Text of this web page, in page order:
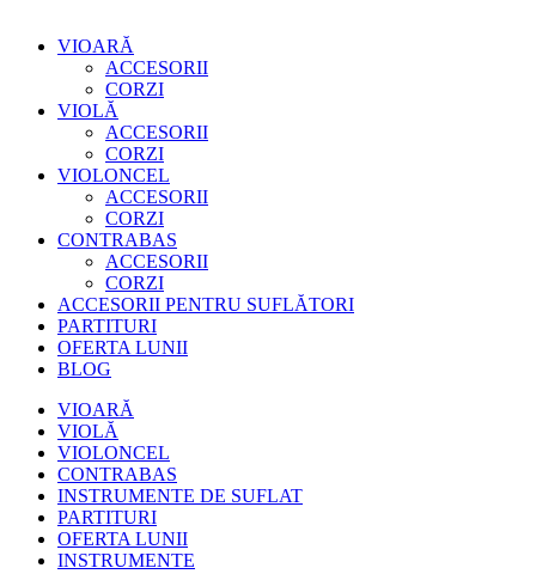
VIOARĂ
ACCESORII
CORZI
VIOLĂ
ACCESORII
CORZI
VIOLONCEL
ACCESORII
CORZI
CONTRABAS
ACCESORII
CORZI
ACCESORII PENTRU SUFLĂTORI
PARTITURI
OFERTA LUNII
BLOG
VIOARĂ
VIOLĂ
VIOLONCEL
CONTRABAS
INSTRUMENTE DE SUFLAT
PARTITURI
OFERTA LUNII
INSTRUMENTE